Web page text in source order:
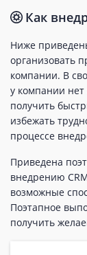
Как
Ниже
организовать
компании. В
у компании нет
получить
избежать
процессе
Приведена
внедрению
возможные
Поэтапное
получить